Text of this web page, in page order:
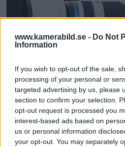
www.kamerabild.se - Do Not
Information
If you wish to opt-out of the sale,
processing of your personal or
targeted advertising by us, please
section to confirm your selection.
opt-out request is processed you
interest-based ads based on
us or personal information
your opt-out. You may separately
OM System
gratislån av
objektiv i